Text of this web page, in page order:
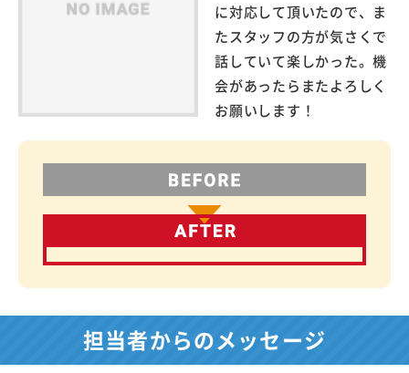
に対応して頂いたので、ま
たスタッフの方が気さくで
話していて楽しかった。機
会があったらまたよろしく
お願いします！
担当者からのメッセージ